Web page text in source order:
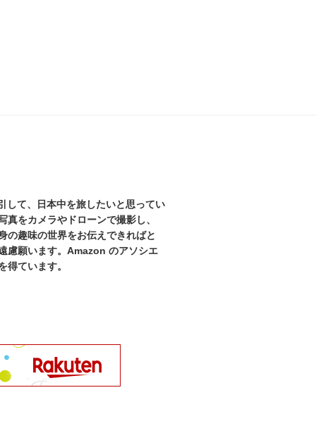
て、日本中を旅したいと思ってい
をカメラやドローンで撮影し、
の趣味の世界をお伝えできればと
慮願います。Amazon のアソシエ
得ています。